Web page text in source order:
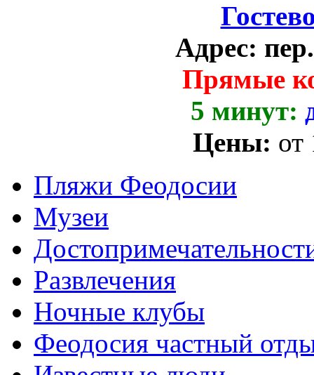
Адрес:
Прямые
5 минут:
Цены: от
Пляжи Феодосии
Музеи
Развлечения
Ночные клубы
Феодосия частный